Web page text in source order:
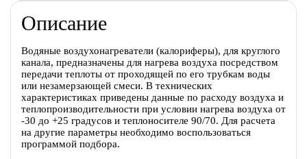
Описание
Водяные воздухонагреватели (калориферы), для круглого
канала, предназначены для нагрева воздуха посредством
передачи теплоты от проходящей по его трубкам воды
или незамерзающей смеси. В технических
характеристиках приведены данные по расходу воздуха и
теплопроизводительности при условии нагрева воздуха от
-30 до +25 градусов и теплоносителе 90/70. Для расчета
на другие параметры необходимо воспользоваться
программой подбора.